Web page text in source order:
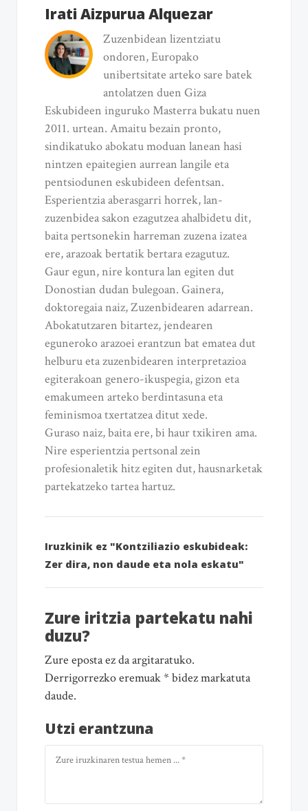
Irati Aizpurua Alquezar
Zuzenbidean lizentziatu
ondoren, Europako
unibertsitate arteko sare batek
antolatzen duen Giza
Eskubideen inguruko Masterra bukatu nuen
2011. urtean. Amaitu bezain pronto,
sindikatuko abokatu moduan lanean hasi
nintzen epaitegien aurrean langile eta
pentsiodunen eskubideen defentsan.
Esperientzia aberasgarri horrek, lan-
zuzenbidea sakon ezagutzea ahalbidetu dit,
baita pertsonekin harreman zuzena izatea
ere, arazoak bertatik bertara ezagutuz.
Gaur egun, nire kontura lan egiten dut
Donostian dudan bulegoan. Gainera,
doktoregaia naiz, Zuzenbidearen adarrean.
Abokatutzaren bitartez, jendearen
eguneroko arazoei erantzun bat ematea dut
helburu eta zuzenbidearen interpretazioa
egiterakoan genero-ikuspegia, gizon eta
emakumeen arteko berdintasuna eta
feminismoa txertatzea ditut xede.
Guraso naiz, baita ere, bi haur txikiren ama.
Nire esperientzia pertsonal zein
profesionaletik hitz egiten dut, hausnarketak
partekatzeko tartea hartuz.
Iruzkinik ez "Kontziliazio eskubideak:
Zer dira, non daude eta nola eskatu"
Zure iritzia partekatu nahi
duzu?
Zure eposta ez da argitaratuko.
Derrigorrezko eremuak * bidez markatuta
daude.
Utzi erantzuna